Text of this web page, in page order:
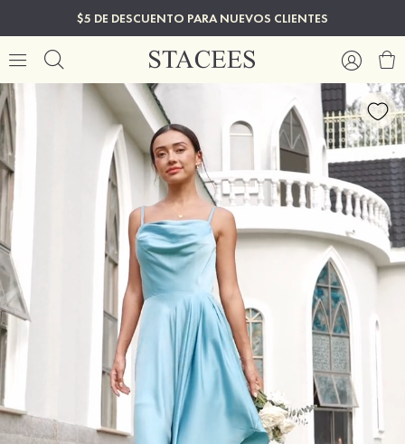
$5 DE DESCUENTO PARA NUEVOS CLIENTES